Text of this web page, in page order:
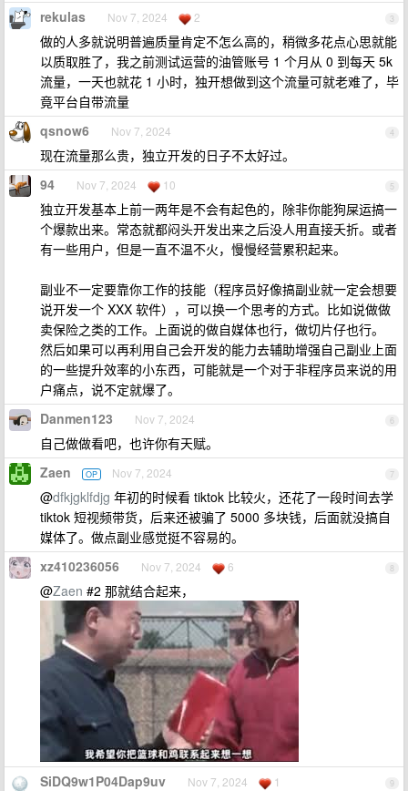
3
rekulas Nov 7, 2024 2
做的人多就说明普遍质量肯定不怎么高的，稍微多花点心思就能
以质取胜了，我之前测试运营的油管账号 1 个月从 0 到每天 5k
流量，一天也就花 1 小时，独开想做到这个流量可就老难了，毕
竟平台自带流量
4
qsnow6 Nov 7, 2024
现在流量那么贵，独立开发的日子不太好过。
5
94 Nov 7, 2024 10
独立开发基本上前一两年是不会有起色的，除非你能狗屎运搞一
个爆款出来。常态就都闷头开发出来之后没人用直接夭折。或者
有一些用户，但是一直不温不火，慢慢经营累积起来。
副业不一定要靠你工作的技能（程序员好像搞副业就一定会想要
说开发一个 XXX 软件），可以换一个思考的方式。比如说做做
卖保险之类的工作。上面说的做自媒体也行，做切片仔也行。
然后如果可以再利用自己会开发的能力去辅助增强自己副业上面
的一些提升效率的小东西，可能就是一个对于非程序员来说的用
户痛点，说不定就爆了。
6
Danmen123 Nov 7, 2024
自己做做看吧，也许你有天赋。
7
Zaen OP Nov 7, 2024
@dfkjgklfdjg 年初的时候看 tiktok 比较火，还花了一段时间去学
tiktok 短视频带货，后来还被骗了 5000 多块钱，后面就没搞自
媒体了。做点副业感觉挺不容易的。
8
xz410236056 Nov 7, 2024 6
@Zaen #2 那就结合起来，
9
SiDQ9w1P04Dap9uv Nov 7, 2024 1